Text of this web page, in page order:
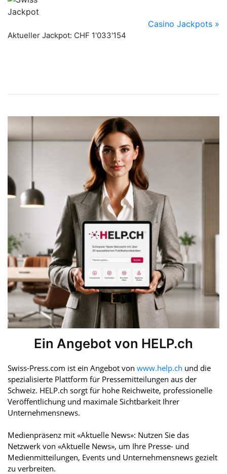
Ein Angebot von HELP.ch
Swiss-Press.com ist ein Angebot von www.help.ch und die
spezialisierte Plattform für Pressemitteilungen aus der
Schweiz. HELP.ch sorgt für hohe Reichweite, professionelle
Veröffentlichung und maximale Sichtbarkeit Ihrer
Unternehmensnews.
Medienpräsenz mit «Aktuelle News»: Nutzen Sie das
Netzwerk von «Aktuelle News», um Ihre Presse- und
Medienmitteilungen, Events und Unternehmensnews gezielt
zu verbreiten.